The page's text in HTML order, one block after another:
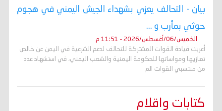
بيان - التحالف يعزي بشهداء الجيش اليمني في هجوم
حوثي بمأرب و ...
الخميس/06/أغسطس/2026 - 11:51 م
أعربت قيادة القوات المشتركة للتحالف لدعم الشرعية في اليمن عن خالص
تعازيها ومواساتها للحكومة اليمنية والشعب اليمني، في استشهاد عدد
من منتسبي القوات الم
كتابات واقلام